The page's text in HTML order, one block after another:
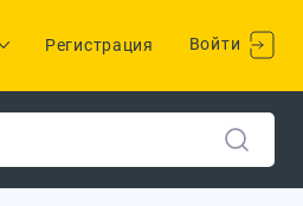
Регистрация Войти